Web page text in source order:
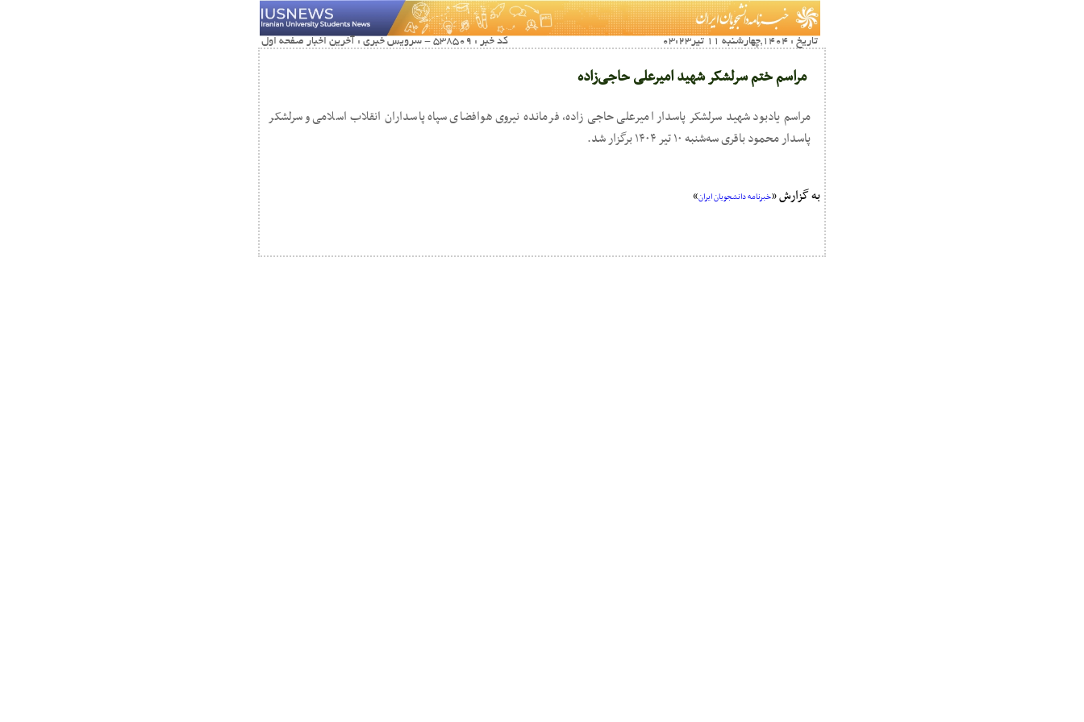
تاریخ : 1404,چهارشنبه 11 تير03:23 کد خبر : 538509 - سرویس خبری : آخرین اخبار صفحه اول
مراسم ختم سرلشکر شهید امیرعلی حاجی‌زاده
مراسم یادبود شهید سرلشکر پاسدار امیرعلی حاجی زاده، فرمانده نیروی هوافضای سپاه پاسداران انقلاب اسلامی و سرلشکر
پاسدار محمود باقری سه‌شنبه ۱۰ تیر ۱۴۰۴ برگزار شد.
به گزارش «خبرنامه دانشجویان ایران»